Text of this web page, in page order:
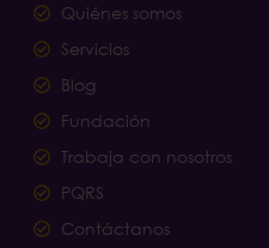
Quiénes somos
Servicios
Blog
Fundación
Trabaja con nosotros
PQRS
Contáctanos